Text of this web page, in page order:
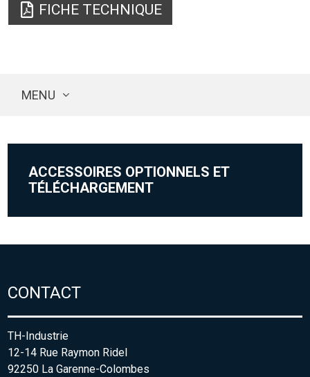
FICHE TECHNIQUE
MENU
ACCESSOIRES OPTIONNELS ET
TÉLÉCHARGEMENT
CONTACT
TH-Industrie
12-14 Rue Raymon Ridel
92250 La Garenne-Colombes